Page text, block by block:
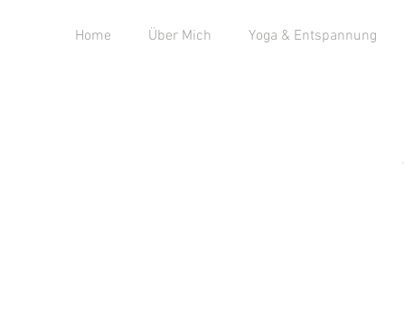
Home Über Mich Yoga & Entspannung